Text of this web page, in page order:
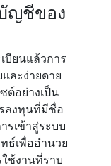
ญชีของ
ยนแล้วการ
ละง่ายดาย
ต์อย่างเป็น
ลงทุนที่มีชื่อ
เข้าสู่ระบบ
ธ์เพื่ออํานวย
ช้งานที่ราบ